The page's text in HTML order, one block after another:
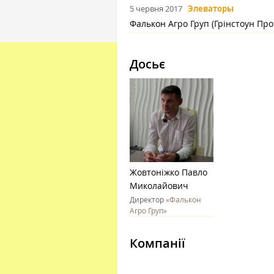
5 червня 2017 Элеваторы
Фалькон Агро Груп (Грінстоун
Досьє
Жовтоніжко Павло
Миколайович
Директор«Фалькон
Агро Груп»
Компанії